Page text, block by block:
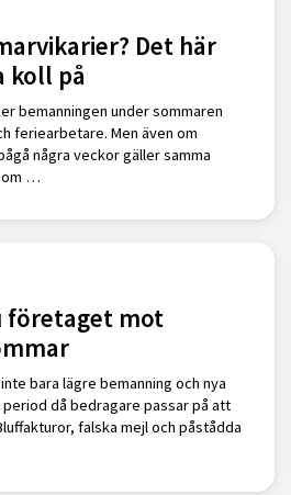
Det här
koll på
bemanningen under sommaren
feriearbetare. Men även om
några veckor gäller samma
…
företaget mot
bara lägre bemanning och nya
då bedragare passar på att
falska mejl och påstådda